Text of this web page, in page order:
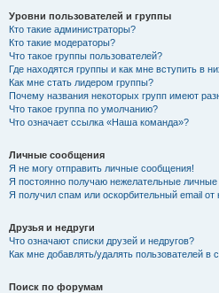
Уровни пользователей и группы
Кто такие администраторы?
Кто такие модераторы?
Что такое группы пользователей?
Где находятся группы и как мне вступить в
Как мне стать лидером группы?
Почему названия некоторых групп имеют
Что такое группа по умолчанию?
Что означает ссылка «Наша команда»?
Личные сообщения
Я не могу отправить личные сообщения!
Я постоянно получаю нежелательные
Я получил спам или оскорбительный email от
Друзья и недруги
Что означают списки друзей и недругов?
Как мне добавлять/удалять пользователей в
Поиск по форумам